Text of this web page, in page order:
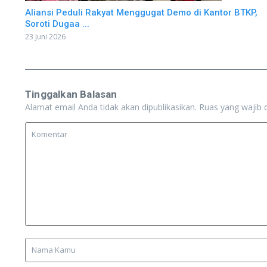
Aliansi Peduli Rakyat Menggugat Demo di Kantor BTKP,
Soroti Dugaa ...
23 Juni 2026
Tinggalkan Balasan
Alamat email Anda tidak akan dipublikasikan. Ruas yang wajib